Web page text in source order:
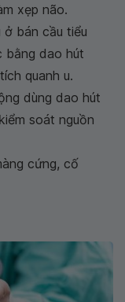
xẹp não.
bán cầu tiểu
bằng dao hút
quanh u.
dùng dao hút
soát nguồn
cứng, cố